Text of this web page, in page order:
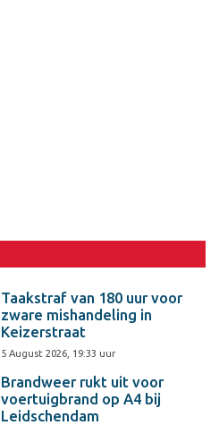
Taakstraf van 180 uur voor
zware mishandeling in
Keizerstraat
5 August 2026, 19:33 uur
Brandweer rukt uit voor
voertuigbrand op A4 bij
Leidschendam